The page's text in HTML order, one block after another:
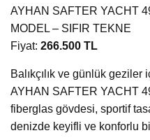
AYHAN SAFTER YACHT
MODEL – SIFIR TEKNE
Fiyat: 266.500 TL
Balıkçılık ve günlük
AYHAN SAFTER YACHT
fiberglas gövdesi, sportif
denizde keyifli ve konforlu